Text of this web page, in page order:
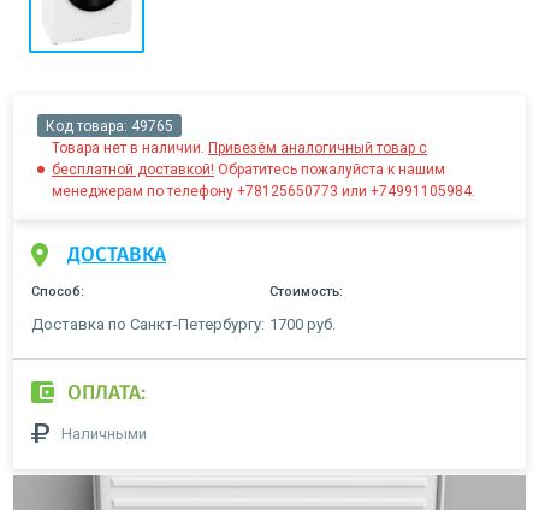
Код товара: 49765
Товара нет в наличии. Привезём аналогичный товар с
бесплатной доставкой! Обратитесь пожалуйста к нашим
менеджерам по телефону +78125650773 или +74991105984.
ДОСТАВКА
Способ: Стоимость:
Доставка по Санкт-Петербургу: 1700 руб.
ОПЛАТА:
Наличными